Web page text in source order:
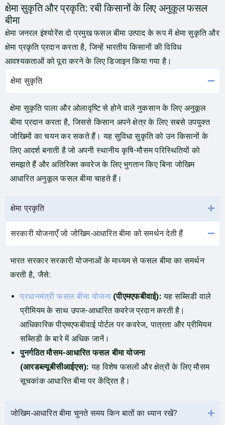
क्षेमा सुकृति और प्रकृति: रबी किसानों के लिए अनुकूल फसल
बीमा
क्षेमा जनरल इंश्योरेंस दो प्रमुख फसल बीमा उत्पाद के रूप में क्षेमा सुकृति और
क्षेमा प्रकृति प्रदान करता है, जिन्हें भारतीय किसानों की विविध
आवश्यकताओं को पूरा करने के लिए डिजाइन किया गया है।
क्षेमा सुकृति
क्षेमा सुकृति पाला और ओलावृष्टि से होने वाले नुकसान के लिए अनुकूल
बीमा प्रदान करता है, जिससे किसान अपने क्षेत्र के लिए सबसे उपयुक्त
जोखिमों का चयन कर सकते हैं। यह सुविधा सुकृति को उन किसानों के
लिए आदर्श बनाती है जो अपनी स्थानीय कृषि-मौसम परिस्थितियों को
समझते हैं और अतिरिक्त कवरेज के लिए भुगतान किए बिना जोखिम
आधारित अनुकूल फसल बीमा चाहते हैं।
क्षेमा प्रकृति
सरकारी योजनाएँ जो जोखिम‑आधारित बीमा को समर्थन देती हैं
भारत सरकार सरकारी योजनाओं के माध्यम से फसल बीमा का समर्थन
करती है, जैसे:
प्रधानमंत्री फसल बीमा योजना (पीएमएफबीवाई):यह सब्सिडी वाले
प्रीमियम के साथ उपज-आधारित कवरेज प्रदान करती है।
आधिकारिक पीएमएफबीवाई पोर्टल पर कवरेज, पात्रता और प्रीमियम
सब्सिडी के बारे में अधिक जानें।
पुनर्गठित मौसम-आधारित फसल बीमा योजना
(आरडब्ल्यूबीसीआईएस): यह विशेष फसलों और क्षेत्रों के लिए मौसम
सूचकांक आधारित बीमा पर केंद्रित है।
जोखिम‑आधारित बीमा चुनते समय किन बातों का ध्यान रखें?